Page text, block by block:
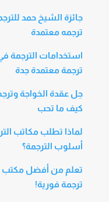
جائزة الشيخ حمد
ترجمه معتمدة
استخدامات الترجمة
ترجمة معتمدة جدة
حِل عقدة الخواجة
كيف ما تحب
لماذا تطلب مكاتب
أسلوب الترجمة؟
تعلم من أفضل مكتب
ترجمة فورية!